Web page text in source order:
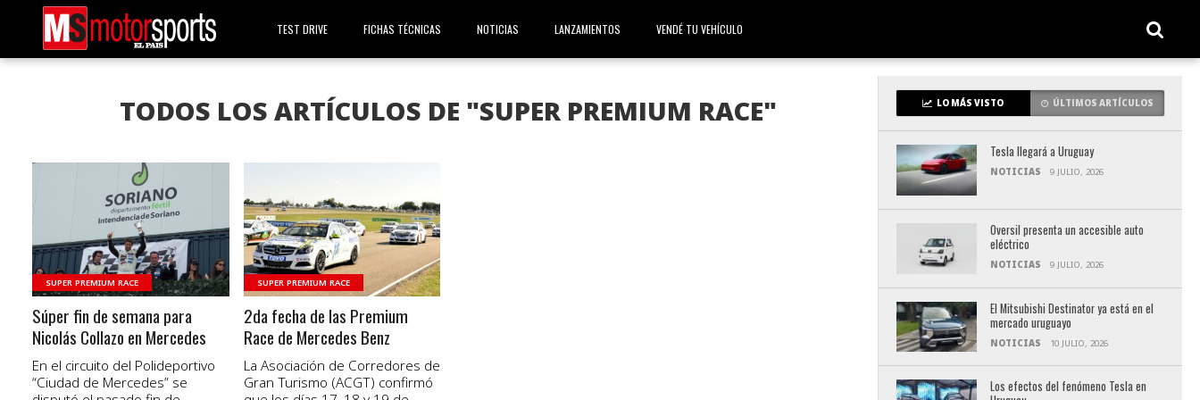
TEST DRIVE FICHAS TÉCNICAS NOTICIAS LANZAMIENTOS VENDÉ TU VEHÍCULO
TODOS LOS ARTÍCULOS DE "SUPER PREMIUM RACE"
VER NOTA
SUPER PREMIUM RACE
Súper fin de semana para
Nicolás Collazo en Mercedes
En el circuito del Polideportivo
“Ciudad de Mercedes” se
VER NOTA
SUPER PREMIUM RACE
2da fecha de las Premium
Race de Mercedes Benz
La Asociación de Corredores de
Gran Turismo (ACGT) confirmó
LO MÁS VISTO ÚLTIMOS ARTÍCULOS
Tesla llegará a Uruguay
NOTICIAS 9 JULIO, 2026
Oversil presenta un accesible auto
eléctrico
NOTICIAS 9 JULIO, 2026
El Mitsubishi Destinator ya está en el
mercado uruguayo
NOTICIAS 10 JULIO, 2026
Los efectos del fenómeno Tesla en